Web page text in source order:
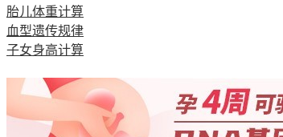
胎儿体重计算
血型遗传规律
子女身高计算